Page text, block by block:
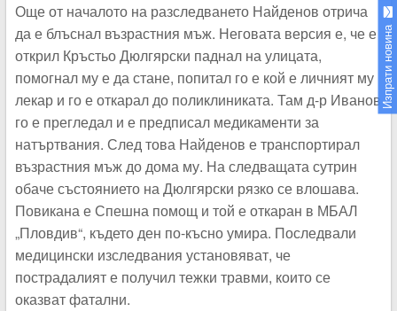
Още от началото на разследването Найденов отрича
да е блъснал възрастния мъж. Неговата версия е, че е
открил Кръстьо Дюлгярски паднал на улицата,
помогнал му е да стане, попитал го е кой е личният му
лекар и го е откарал до поликлиниката. Там д-р Иванов
го е прегледал и е предписал медикаменти за
натъртвания. След това Найденов е транспортирал
възрастния мъж до дома му. На следващата сутрин
обаче състоянието на Дюлгярски рязко се влошава.
Повикана е Спешна помощ и той е откаран в МБАЛ
„Пловдив“, където ден по-късно умира. Последвали
медицински изследвания установяват, че
пострадалият е получил тежки травми, които се
оказват фатални.
Изпрати новина